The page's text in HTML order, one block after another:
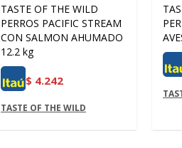
TASTE OF THE WILD
PERROS PACIFIC STREAM
CON SALMON AHUMADO
12.2 kg
$ 4.242
TASTE OF THE WILD